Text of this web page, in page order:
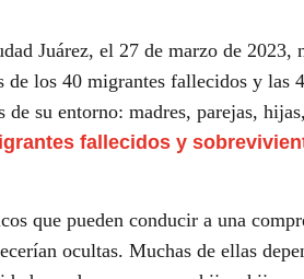
Juárez, el 27 de marzo de
los 40 migrantes fallecidos y las
su entorno: madres, parejas,
fallecidos y
que pueden conducir a una
ocultas. Muchas de ellas